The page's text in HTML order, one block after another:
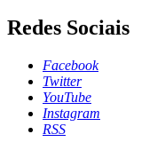
Redes Sociais
Facebook
Twitter
YouTube
Instagram
RSS